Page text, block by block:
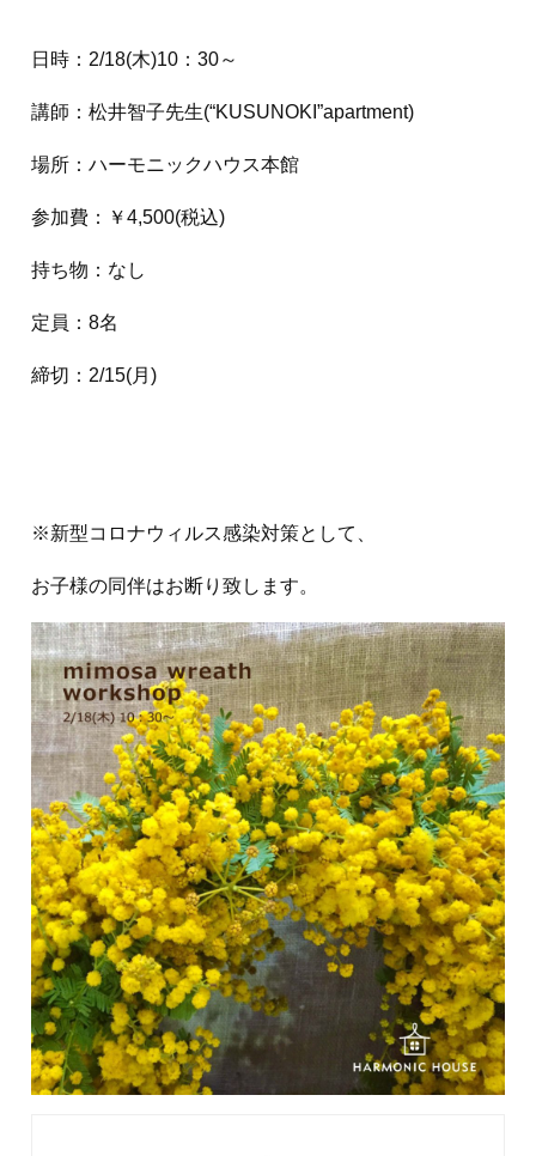
日時：2/18(木)10：30～
講師：松井智子先生(“KUSUNOKI”apartment)
場所：ハーモニックハウス本館
参加費：￥4,500(税込)
持ち物：なし
定員：8名
締切：2/15(月)
※新型コロナウィルス感染対策として、
お子様の同伴はお断り致します。